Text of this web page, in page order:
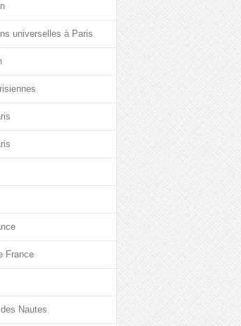
universelles à Paris
France
Nautes